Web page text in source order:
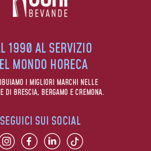
1990 AL SERVIZIO
MONDO HORECA
I MIGLIORI MARCHI NELLE
DI BRESCIA, BERGAMO E CREMONA.
SEGUICI SUI SOCIAL